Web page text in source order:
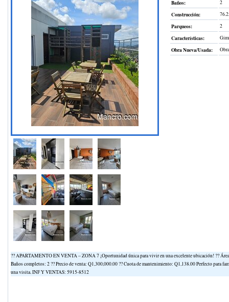
Baños: 2
Construcción:
Parqueos: 2
Características:
Obra Nueva/Usada:
?? APARTAMENTO EN VENTA – ZONA 7 ¡Oportunidad única para vivir en una excelente ubicación! ??
Baños completos: 2 ?? Precio de venta: Q1,300,000.00 ?? Cuota de mantenimiento: Q1,138.00 Perfecto para
una visita. INF Y VENTAS: 5915-8512